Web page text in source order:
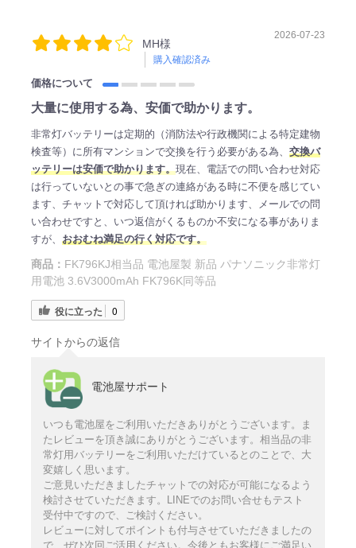
MH様
購入確認済み
2026-07-23
価格について
大量に使用する為、安価で助かります。
非常灯バッテリーは定期的（消防法や行政機関による特定建物
検査等）に所有マンションで交換を行う必要がある為、 交換バ
ッテリーは安価で助かります。現在、電話での問い合わせ対応
は行っていないとの事で急ぎの連絡がある時に不便を感じてい
ます、チャットで対応して頂ければ助かります、メールでの問
い合わせですと、いつ返信がくるものか不安になる事がありま
すが、 おおむね満足の行く対応です。
商品： FK796KJ相当品 電池屋製 新品 パナソニック非常灯
用電池 3.6V3000mAh FK796K同等品
役に立った 0
サイトからの返信
電池屋サポート
いつも電池屋をご利用いただきありがとうございます。ま
たレビューを頂き誠にありがとうございます。相当品の非
常灯用バッテリーをご利用いただけているとのことで、大
変嬉しく思います。
ご意見いただきましたチャットでの対応が可能になるよう
検討させていただきます。LINEでのお問い合せもテスト
受付中ですので、ご検討ください。
レビューに対してポイントも付与させていただきましたの
で、ぜひ次回ご活用ください。今後ともお客様にご満足い